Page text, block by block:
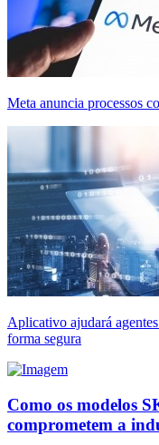
Meta anuncia processos
Aplicativo ajudará
forma segura
Como os modelos
comprometem a